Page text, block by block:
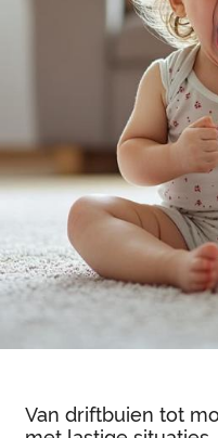
Van driftbuien tot